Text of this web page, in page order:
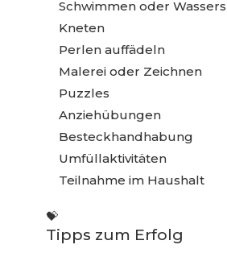
Schwimmen oder
Kneten
Perlen auffädeln
Malerei oder Zeichnen
Puzzles
Anziehübungen
Besteckhandhabung
Umfüllaktivitäten
Teilnahme im Haushalt
💝
Tipps zum Erfolg